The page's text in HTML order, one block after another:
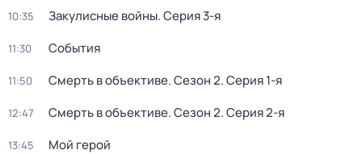
10:35 Закулисные войны. Серия 3-я
11:30 События
11:50 Смерть в объективе. Сезон 2. Серия 1-я
12:47 Смерть в объективе. Сезон 2. Серия 2-я
13:45 Мой герой